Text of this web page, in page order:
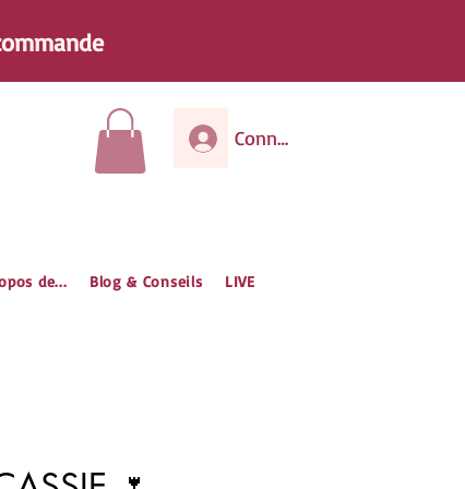
Connexion
de... Blog & Conseils LIVE